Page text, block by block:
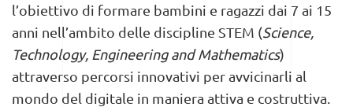
l’obiettivo di formare bambini e ragazzi dai 7 ai 15
anni nell’ambito delle discipline STEM (Science,
Technology, Engineering and Mathematics)
attraverso percorsi innovativi per avvicinarli al
mondo del digitale in maniera attiva e costruttiva.